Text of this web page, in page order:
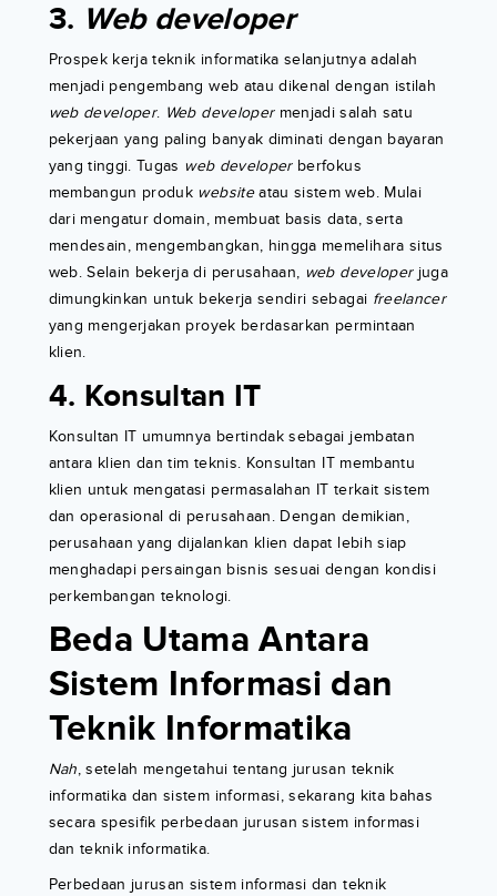
3. Web developer
Prospek kerja teknik informatika selanjutnya adalah
menjadi pengembang web atau dikenal dengan istilah
web developer. Web developermenjadi salah satu
pekerjaan yang paling banyak diminati dengan bayaran
yang tinggi. Tugas web developerberfokus
membangun produk websiteatau sistem web. Mulai
dari mengatur domain, membuat basis data, serta
mendesain, mengembangkan, hingga memelihara situs
web. Selain bekerja di perusahaan, web developerjuga
dimungkinkan untuk bekerja sendiri sebagai freelancer
yang mengerjakan proyek berdasarkan permintaan
klien.
4. Konsultan IT
Konsultan IT umumnya bertindak sebagai jembatan
antara klien dan tim teknis. Konsultan IT membantu
klien untuk mengatasi permasalahan IT terkait sistem
dan operasional di perusahaan. Dengan demikian,
perusahaan yang dijalankan klien dapat lebih siap
menghadapi persaingan bisnis sesuai dengan kondisi
perkembangan teknologi.
Beda Utama Antara
Sistem Informasi dan
Teknik Informatika
Nah, setelah mengetahui tentang jurusan teknik
informatika dan sistem informasi, sekarang kita bahas
secara spesifik perbedaan jurusan sistem informasi
dan teknik informatika.
Perbedaan jurusan sistem informasi dan teknik